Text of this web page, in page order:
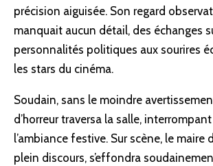
précision aiguisée. Son regard
manquait aucun détail, des échanges
personnalités politiques aux sourires
les stars du cinéma.
Soudain, sans le moindre
d’horreur traversa la salle,
l’ambiance festive. Sur scène, le maire
plein discours, s’effondra